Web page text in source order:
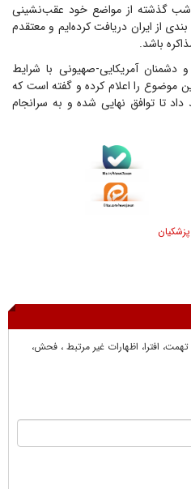
شب گذشته از مواضع خود عقب‌نشینی
کرد و در پیامی نوشت: پیشنهادی ۱۰ بندی از ایران دریافت کرده‌ایم و معتقدم
باشد.
آمریکایی-صهیونی با شرایط
موضوع را اعلام کرده و گفته است که
تا توافق نهایی شده و به سرانجام
افترا، اظهارات غير مرتبط ، فحش،